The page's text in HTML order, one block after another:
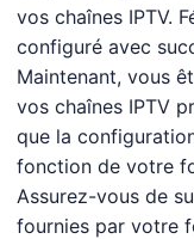
vos chaînes IPTV.
configuré avec
Maintenant, vous
vos chaînes IPTV
que la
fonction de votre
Assurez-vous de
fournies par votre